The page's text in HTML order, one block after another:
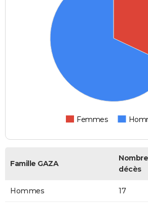
Femmes
Famille GAZA
décès
Hommes 17